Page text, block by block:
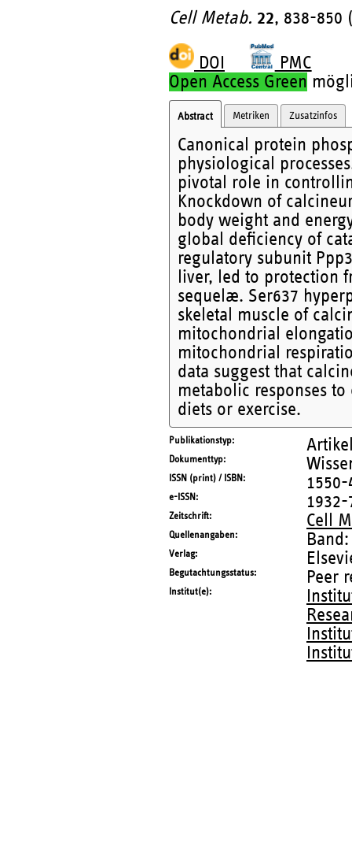
Cell Metab. 22, 838-850
DOI
PMC
Open Access Green
Abstract Metriken Zusatzinfos
Canonical protein
physiological
pivotal role in
Knockdown of
body weight and
global deficiency of
regulatory subunit
liver, led to protection
sequelæ. Ser637
skeletal muscle of
mitochondrial
mitochondrial
data suggest that
metabolic responses
diets or exercise.
Publikationstyp
Dokumenttyp
ISSN (print) / ISBN 1550-
e-ISSN 1932-
Zeitschrift Cell
Quellenangaben
Verlag
Begutachtungsstatus Peer
Institut(e)